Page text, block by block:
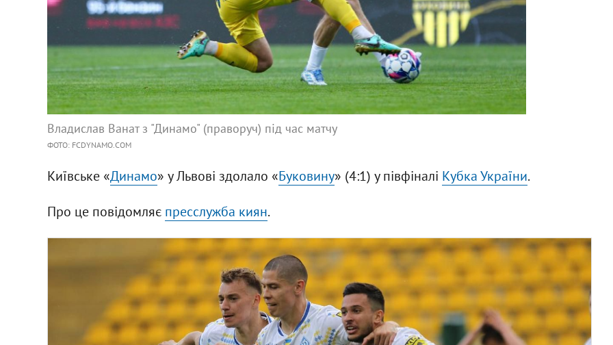
Владислав Ванат з "Динамо" (праворуч) під час матчу
ФОТО: FCDYNAMO.COM
Київське «Динамо» у Львові здолало «Буковину» (4:1) у півфіналі Кубка України.
Про це повідомляє пресслужба киян.